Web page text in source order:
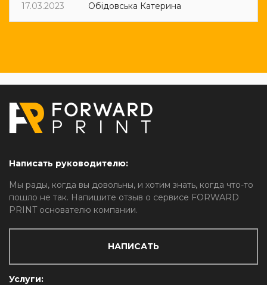
17.03.2023
Обідовська Катерина
Написать руководителю:
Мы рады, когда вы довольны, и хотим знать, когда что-то
пошло не так. Напишите отзыв о сервисе FORWARD
PRINT основателю компании.
НАПИСАТЬ
Услуги: